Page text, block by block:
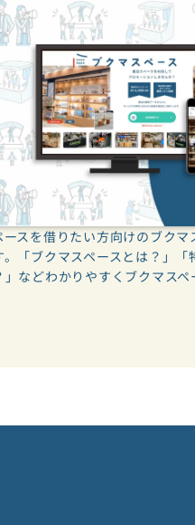
ースを借りたい方向けのブク
。「ブクマスペースとは？」
」などわかりやすくブクマスペ